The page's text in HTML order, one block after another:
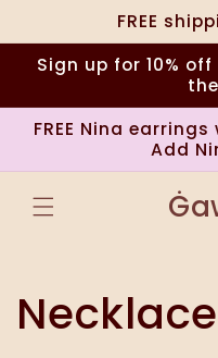
FREE
Sign up for 10%
FREE Nina
Add
K